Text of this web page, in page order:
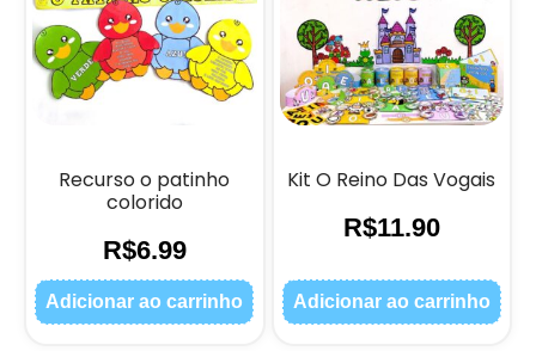
Recurso o patinho
colorido
R$6.99
Adicionar ao carrinho
Kit O Reino Das Vogais
R$11.90
Adicionar ao carrinho